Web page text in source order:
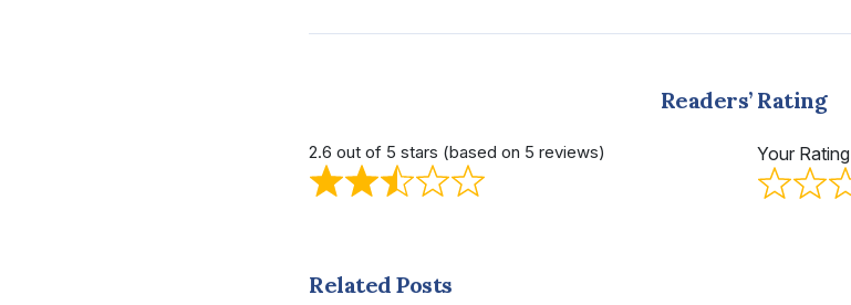
Readers’ Rating
2.6 out of 5 stars (based on 5 reviews) Your Rating
Related Posts